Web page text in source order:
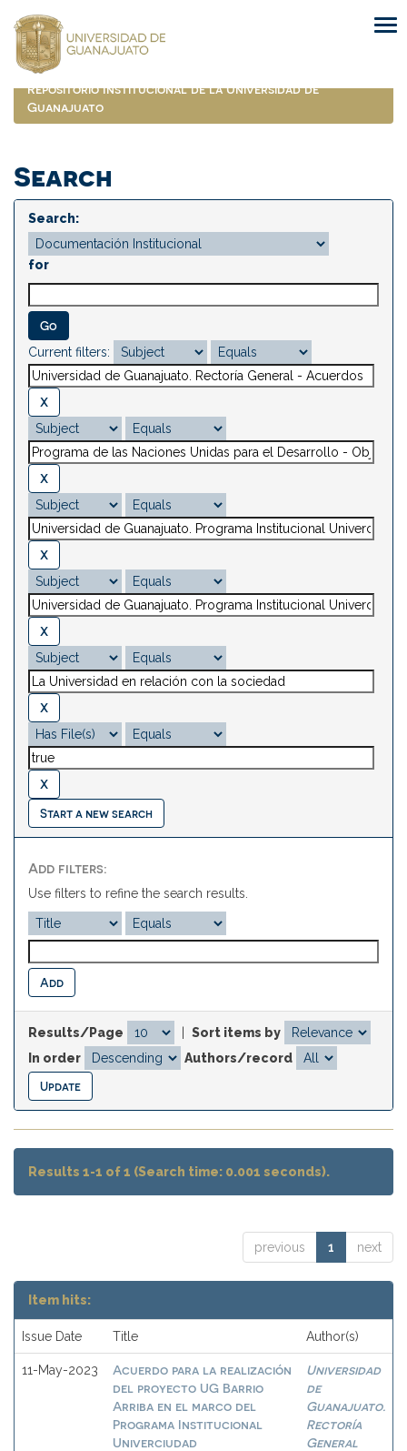
navigation
Repositorio Institucional de la Universidad de
Guanajuato
Search
Search:
for
Current filters:
Start a new search
Add filters:
Use filters to refine the search results.
Results/Page
Sort items by
In order
Authors/record
Results 1-1 of 1 (Search time: 0.001 seconds).
previous 1 next
Item hits:
Issue Date Title Author(s)
11-May-2023
Acuerdo para la realización
del proyecto UG Barrio
Arriba en el marco del
Programa Institucional
Univerciudad
Universidad
de
Guanajuato.
Rectoría
General